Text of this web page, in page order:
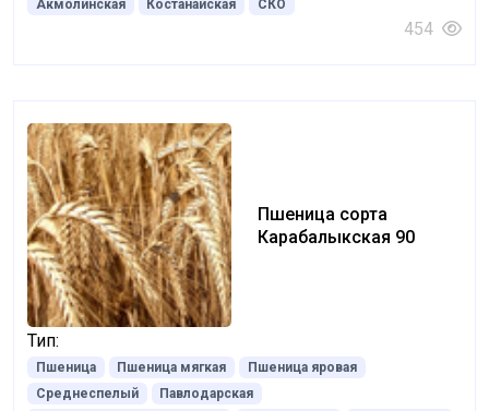
Акмолинская
Костанайская СКО
454
Пшеница сорта
Карабалыкская 90
Тип:
Пшеница Пшеница мягкая
Пшеница яровая
Среднеспелый
Павлодарская